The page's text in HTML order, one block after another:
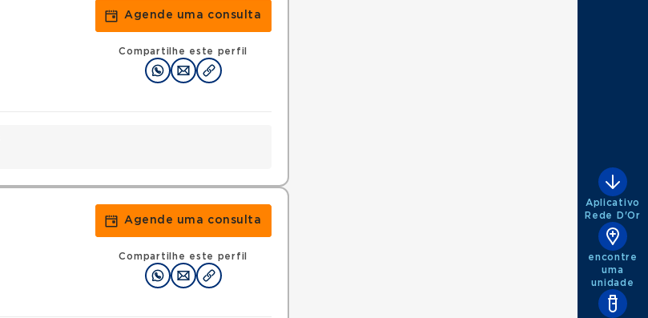
Agende uma consulta
Compartilhe este perfil
Agende uma consulta
Compartilhe este perfil
Aplicativo
Rede D'Or
encontre
uma
unidade